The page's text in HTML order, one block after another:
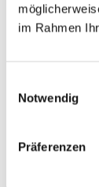
im Rahmen
Notwendig
Präferenzen